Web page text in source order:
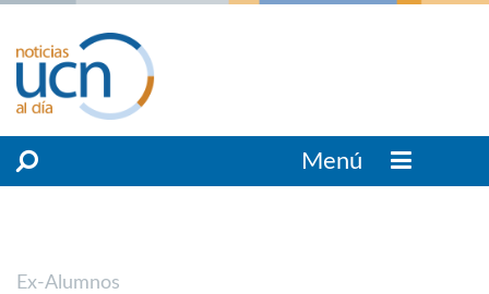
Menú
Ex-Alumnos